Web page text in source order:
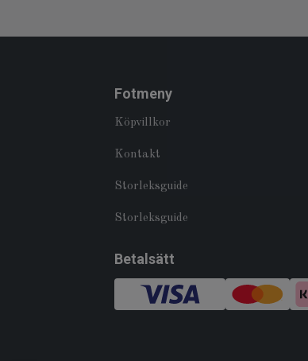
Fotmeny
Köpvillkor
Kontakt
Storleksguide
Storleksguide
Betalsätt